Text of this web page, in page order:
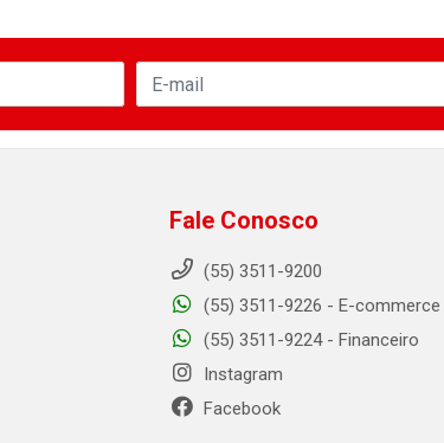
Fale Conosco
(55) 3511-9200
(55) 3511-9226 - E-commerce
(55) 3511-9224 - Financeiro
Instagram
Facebook